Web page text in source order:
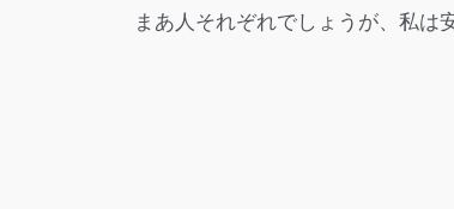
まあ人それぞれでしょうが、私は